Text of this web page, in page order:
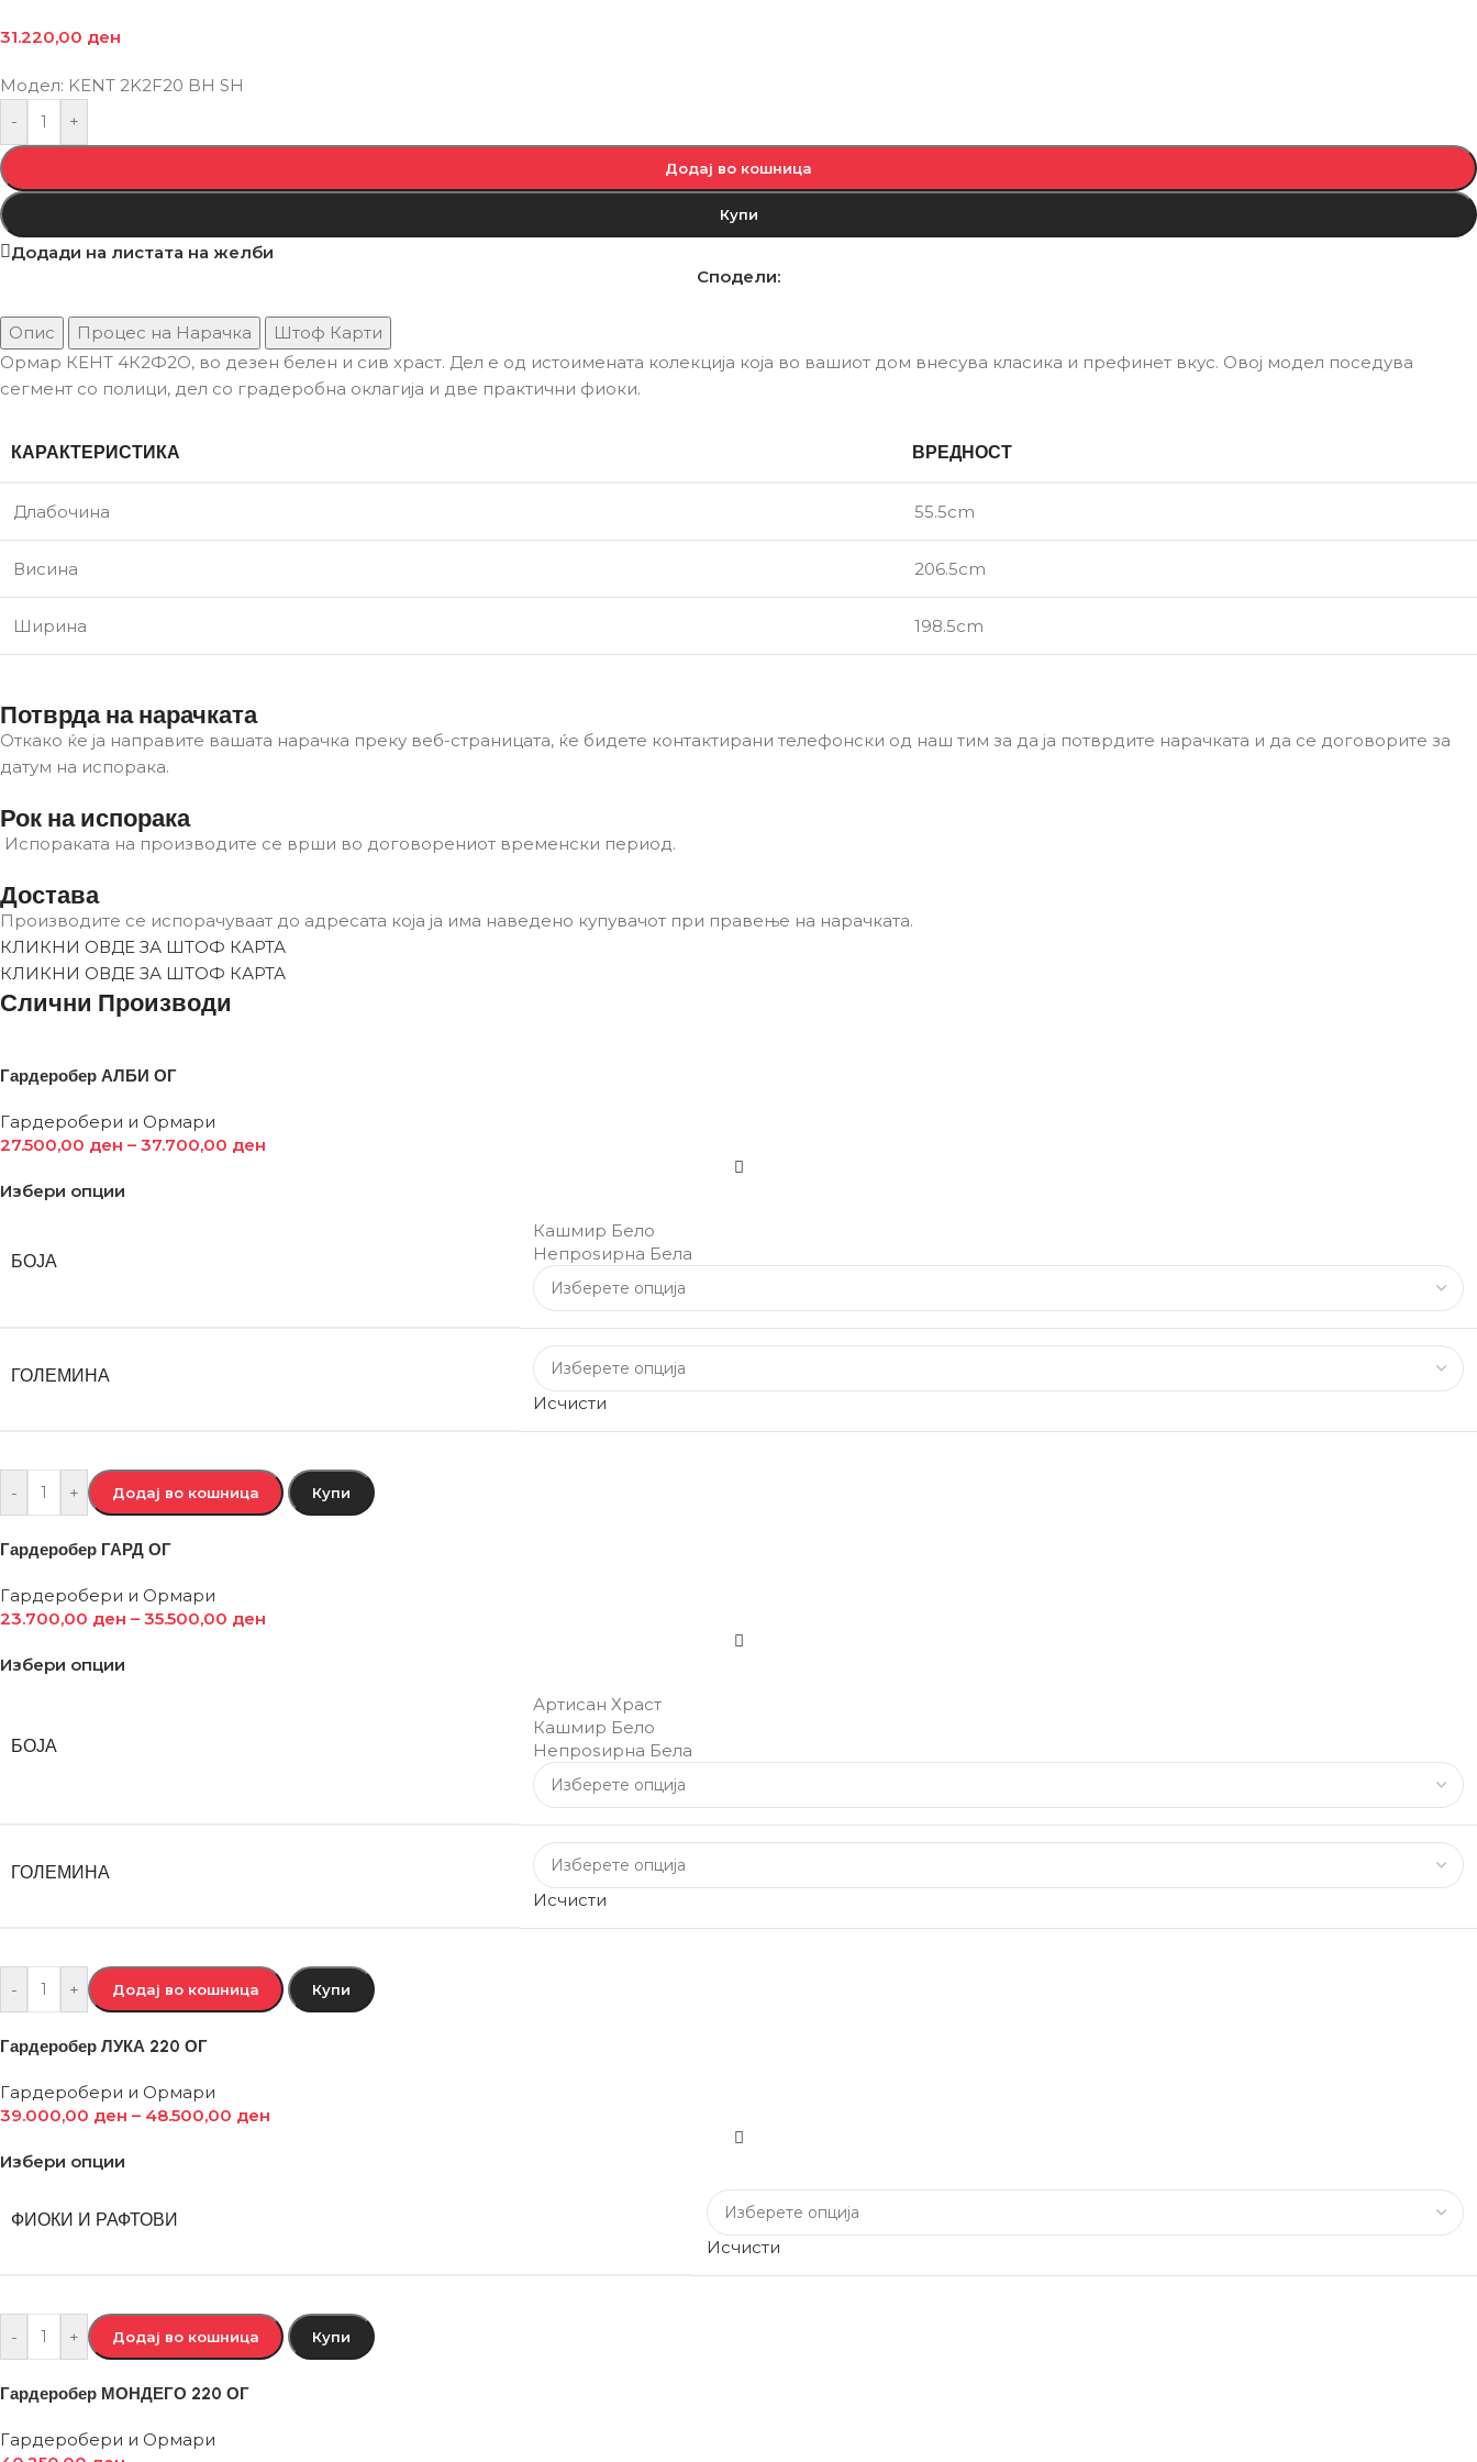
31.220,00 ден
Модел: KENT 2K2F20 BH SH
-
+
Додај во кошница
Купи
Додади на листата на желби
Сподели:
Опис Процес на Нарачка
Штоф Карти
Ормар КЕНТ 4К2Ф2О, во дезен белен и сив храст. Дел е од истоимената колекција која во вашиот дом внесува класика и префинет вкус. Овој модел поседува
сегмент со полици, дел со градеробна оклагија и две практични фиоки.
КАРАКТЕРИСТИКА ВРЕДНОСТ
Длабочина 55.5cm
Висина 206.5cm
Ширина 198.5cm
Потврда на нарачката
Откако ќе ја направите вашата нарачка преку веб-страницата, ќе бидете контактирани телефонски од наш тим за да ја потврдите нарачката и да се договорите за
датум на испорака.
Рок на испорака
Испораката на производите се врши во договорениот временски период.
Достава
Производите се испорачуваат до адресата која ја има наведено купувачот при правење на нарачката.
КЛИКНИ ОВДЕ ЗА ШТОФ КАРТА
КЛИКНИ ОВДЕ ЗА ШТОФ КАРТА
Слични Производи
Гардеробер АЛБИ ОГ
Гардеробери и Ормари
27.500,00 ден – 37.700,00 ден
Избери опции
БОЈА
Кашмир Бело
Непроѕирна Бела
ГОЛЕМИНА
Исчисти
- + Додај во кошница Купи
Гардеробер ГАРД ОГ
Гардеробери и Ормари
23.700,00 ден – 35.500,00 ден
Избери опции
БОЈА
Артисан Храст
Кашмир Бело
Непроѕирна Бела
ГОЛЕМИНА
Исчисти
- + Додај во кошница Купи
Гардеробер ЛУКА 220 ОГ
Гардеробери и Ормари
39.000,00 ден – 48.500,00 ден
Избери опции
ФИОКИ И РАФТОВИ
Исчисти
- + Додај во кошница Купи
Гардеробер МОНДЕГО 220 ОГ
Гардеробери и Ормари